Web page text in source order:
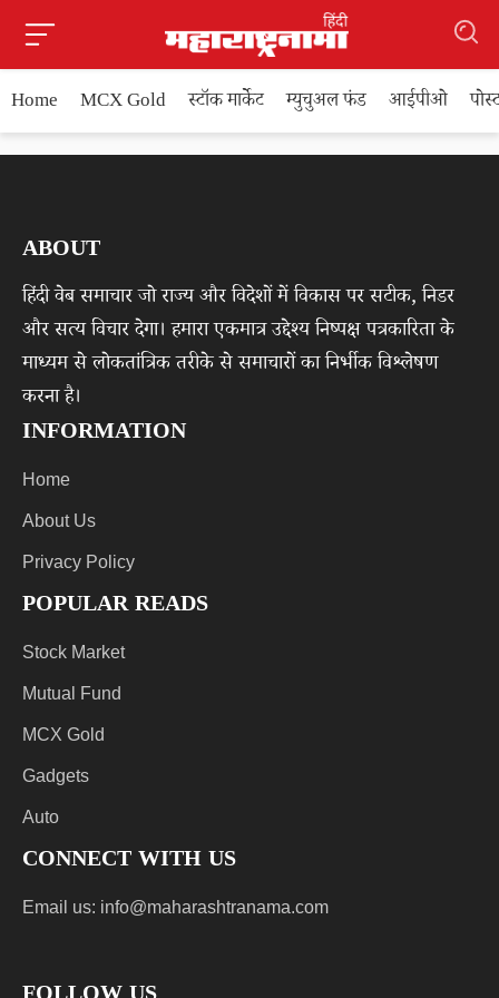
Home MCX Gold स्टॉक मार्केट म्युचुअल फंड आईपीओ
ABOUT
हिंदी वेब समाचार जो राज्य और विदेशों में विकास पर सटीक, निडर
और सत्य विचार देगा। हमारा एकमात्र उद्देश्य निष्पक्ष पत्रकारिता के
माध्यम से लोकतांत्रिक तरीके से समाचारों का निर्भीक विश्लेषण
करना है।
INFORMATION
Home
About Us
Privacy Policy
POPULAR READS
Stock Market
Mutual Fund
MCX Gold
Gadgets
Auto
CONNECT WITH US
Email us: info@maharashtranama.com